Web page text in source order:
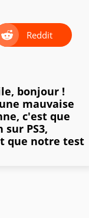
Reddit
bonjour !
mauvaise
c'est que
PS3,
que notre test